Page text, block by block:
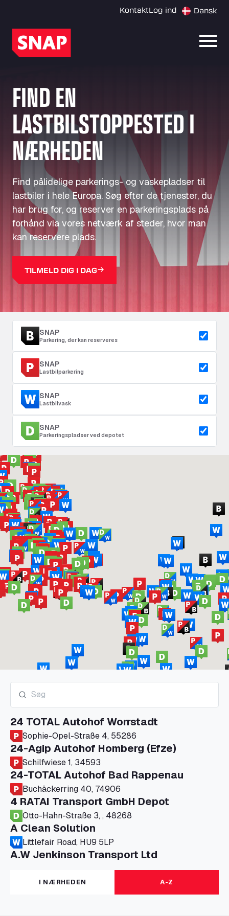
KontaktLog ind Dansk
FIND EN
LASTBILSTOPPESTED I
NÆRHEDEN
Find pålidelige parkerings- og vaskepladser til
lastbiler i hele Europa. Søg efter de tjenester, du
har brug for, og reserver en parkeringsplads på
forhånd via vores netværk af steder, hvor man
kan reservere plads.
TILMELD DIG I DAG
SNAP
Parkering, der kan reserveres
SNAP
Lastbilparkering
SNAP
Lastbilvask
SNAP
Parkeringspladser ved depotet
24 TOTAL Autohof Worrstadt
Sophie-Opel-Straße 4, 55286
24-Agip Autohof Homberg (Efze)
Schilfwiese 1, 34593
24-TOTAL Autohof Bad Rappenau
Buchäckerring 40, 74906
4 RATAI Transport GmbH Depot
Otto-Hahn-Straße 3, , 48268
A Clean Solution
Littlefair Road, HU9 5LP
A.W Jenkinson Transport Ltd
Progress House, ME11 5GA
A+G Nettetal - Depot Parking
Am Panneschopp 7, 41334
I NÆRHEDEN A-Z